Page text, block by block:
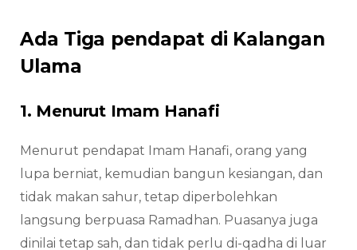
Ada Tiga pendapat di Kalangan
Ulama
1. Menurut Imam Hanafi
Menurut pendapat Imam Hanafi, orang yang
lupa berniat, kemudian bangun kesiangan, dan
tidak makan sahur, tetap diperbolehkan
langsung berpuasa Ramadhan. Puasanya juga
dinilai tetap sah, dan tidak perlu di-qadha di luar